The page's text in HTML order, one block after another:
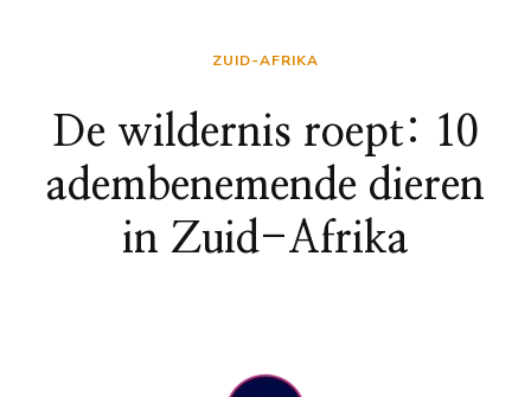
ZUID-AFRIKA
De wildernis roept: 10
adembenemende dieren
in Zuid-Afrika